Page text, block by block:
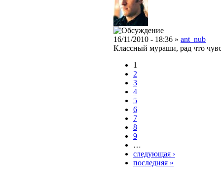
16/11/2010 - 18:36 » ant_nub
Классный мураши, рад что
1
2
3
4
5
6
7
8
9
…
следующая ›
последняя »